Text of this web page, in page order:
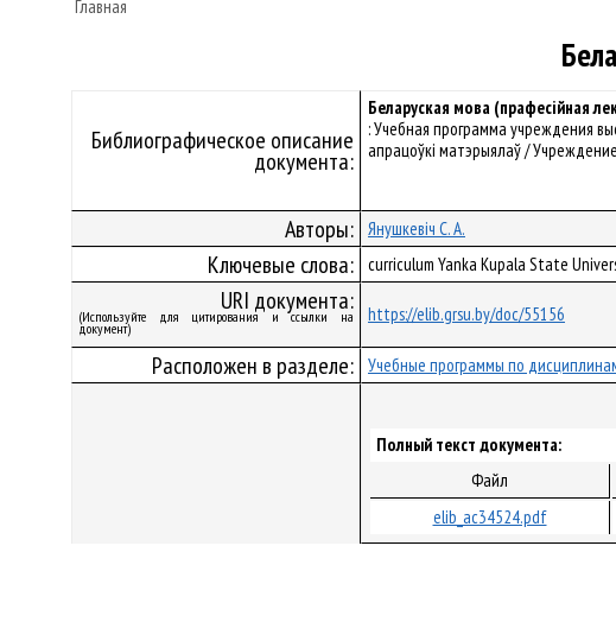
Библиографическое описание
документа:
Беларуская мова (прафесійная
: Учебная программа учреждения
апрацоўкі матэрыялаў /
Авторы: Янушкевіч С. А.
Ключевые слова: curriculum Yanka Kupala State
URI документа:
(Используйте для цитирования и ссылки на
документ)
https://elib.grsu.by/doc/55156
Расположен в разделе: Учебные программы по
Полный текст документа:
Файл
elib_ac34524.pdf